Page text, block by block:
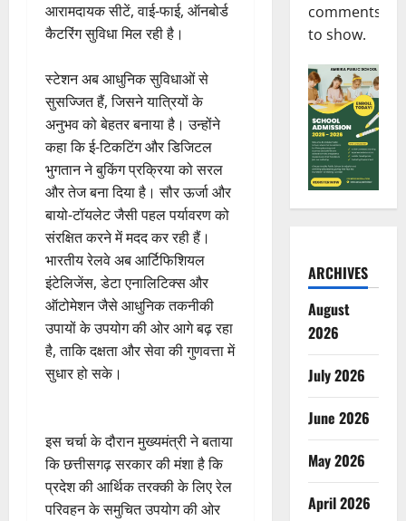
आरामदायक सीटें, वाई-फाई, ऑनबोर्ड
कैटरिंग सुविधा मिल रही है।
स्टेशन अब आधुनिक सुविधाओं से
सुसज्जित हैं, जिसने यात्रियों के
अनुभव को बेहतर बनाया है। उन्होंने
कहा कि ई-टिकटिंग और डिजिटल
भुगतान ने बुकिंग प्रक्रिया को सरल
और तेज बना दिया है। सौर ऊर्जा और
बायो-टॉयलेट जैसी पहल पर्यावरण को
संरक्षित करने में मदद कर रही हैं।
भारतीय रेलवे अब आर्टिफिशियल
इंटेलिजेंस, डेटा एनालिटिक्स और
ऑटोमेशन जैसे आधुनिक तकनीकी
उपायों के उपयोग की ओर आगे बढ़ रहा
है, ताकि दक्षता और सेवा की गुणवत्ता में
सुधार हो सके।
इस चर्चा के दौरान मुख्यमंत्री ने बताया
कि छत्तीसगढ़ सरकार की मंशा है कि
प्रदेश की आर्थिक तरक्की के लिए रेल
परिवहन के समुचित उपयोग की ओर
comments
to show.
ARCHIVES
August
2026
July 2026
June 2026
May 2026
April 2026